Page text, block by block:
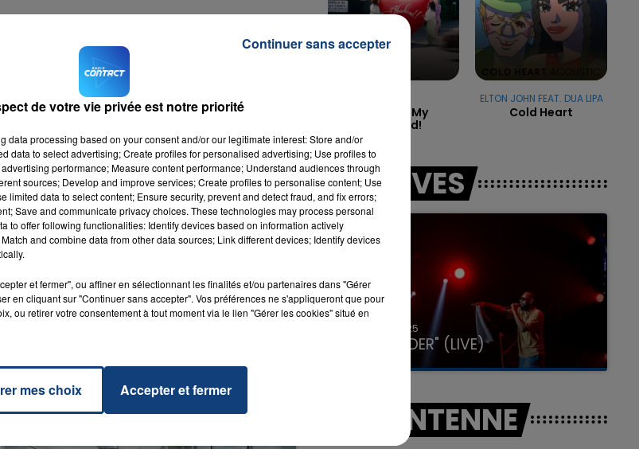
7h00 - 11h00
LA TEAM DE L'ÉTÉ
avec le mot clé DIRECT et vos coordonnées.
CONTACT
Where Is My
Husband!
ELTON JOHN FEAT. DUA LIPA
Cold Heart
LES LIVES
31 janvier 2025
GIMS "SPIDER" (LIVE)
A L'ANTENNE
de votre vie privée est notre priorité
data processing based on your consent and/or our legitimate interest: Store and/or
data to select advertising; Create profiles for personalised advertising; Use profiles to
performance; Measure content performance; Understand audiences through
sources; Develop and improve services; Create profiles to personalise content; Use
limited data to select content; Ensure security, prevent and detect fraud, and fix errors;
Save and communicate privacy choices. These technologies may process personal
to offer following functionalities: Identify devices based on information actively
and combine data from other data sources; Link different devices; Identify devices
et fermer", ou affiner en sélectionnant les finalités et/ou partenaires dans "Gérer
en cliquant sur "Continuer sans accepter". Vos préférences ne s'appliqueront que pour
ou retirer votre consentement à tout moment via le lien "Gérer les cookies" situé en
mes choix Accepter et fermer
Continuer sans accepter